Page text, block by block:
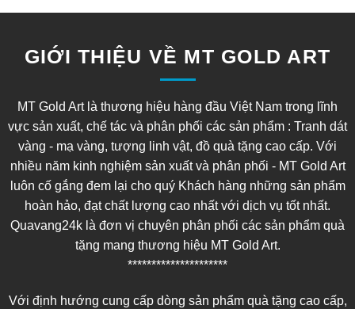
GIỚI THIỆU VỀ MT GOLD ART
MT Gold Art là thương hiệu hàng đầu Việt Nam trong lĩnh
vực sản xuất, chế tác và phân phối các sản phẩm : Tranh dát
vàng - mạ vàng, tượng linh vật, đồ quà tặng cao cấp. Với
nhiều năm kinh nghiệm sản xuất và phân phối - MT Gold Art
luôn cố gắng đem lại cho quý Khách hàng những sản phẩm
hoàn hảo, đạt chất lượng cao nhất với dịch vụ tốt nhất.
Quavang24k là đơn vị chuyên phân phối các sản phẩm quà
tặng mang thương hiệu MT Gold Art.
*********************
Với định hướng cung cấp dòng sản phẩm quà tặng cao cấp,